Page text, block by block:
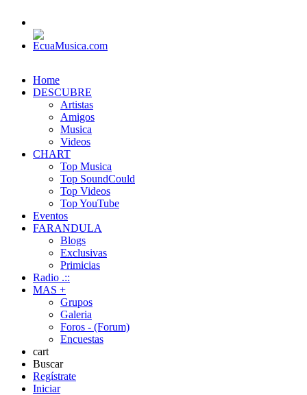
Home
DESCUBRE
Artistas
Amigos
Musica
Videos
CHART
Top Musica
Top SoundCould
Top Videos
Top YouTube
Eventos
FARANDULA
Blogs
Exclusivas
Primicias
Radio .::
MAS +
Grupos
Galeria
Foros - (Forum)
Encuestas
cart
Buscar
Regístrate
Iniciar